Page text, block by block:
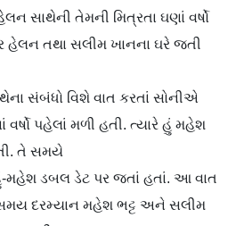
સાથેની તેમની મિત્રતા ઘણાં વર્ષો
તથા સલીમ ખાનના ઘરે જતી
સંબંધો વિશે વાત કરતાં સોનીએ
પહેલાં મળી હતી. ત્યારે હું મહેશ
તે સમયે
ડબલ ડેટ પર જતાં હતાં. આ વાત
દરમ્યાન મહેશ ભટ્ટ અને સલીમ